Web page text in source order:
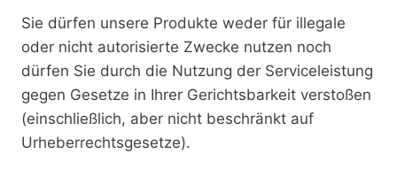
Sie dürfen unsere Produkte weder für illegale
oder nicht autorisierte Zwecke nutzen noch
dürfen Sie durch die Nutzung der Serviceleistung
gegen Gesetze in Ihrer Gerichtsbarkeit verstoßen
(einschließlich, aber nicht beschränkt auf
Urheberrechtsgesetze).